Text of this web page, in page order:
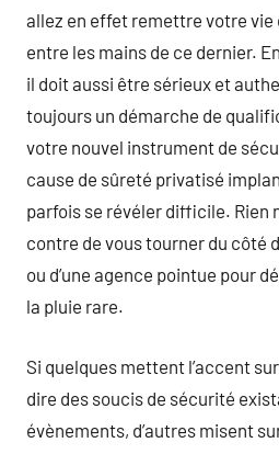
allez en effet remettre votre
entre les mains de ce dernier.
il doit aussi être sérieux et
toujours un démarche de
votre nouvel instrument de
cause de sûreté privatisé
parfois se révéler difficile. Rien
contre de vous tourner du côté
ou d’une agence pointue pour
la pluie rare.
Si quelques mettent l’accent
dire des soucis de sécurité
évènements, d’autres misent